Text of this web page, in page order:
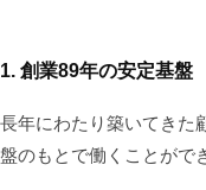
1. 創業89年の安定基盤
長年にわたり築いてきた
盤のもとで働くことがで